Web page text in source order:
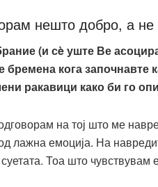
нешто добро, а не
(и сè уште Ве
кога започнавте
ракавици како би го
на тој што ме
лажна емоција. На
Тоа што чувствувам